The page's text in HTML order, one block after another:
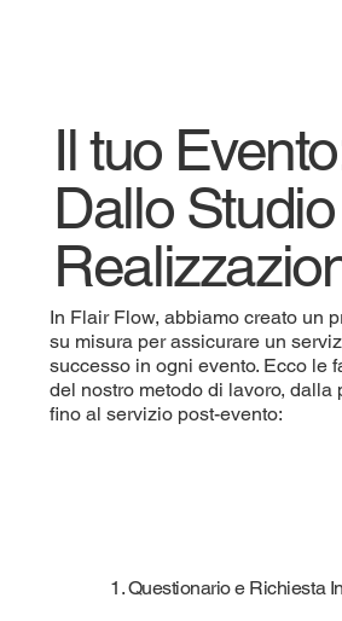
Il tuo
Dallo
In Flair Flow, abbiamo creato un
su misura per assicurare un
successo in ogni evento. Ecco le
del nostro metodo di lavoro, dalla
fino al servizio post-evento:
1. Questionario e Richiesta